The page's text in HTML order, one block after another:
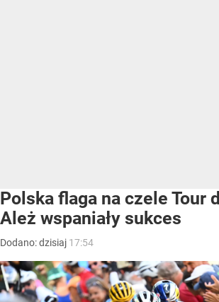
Polska flaga na czele Tour
Ależ wspaniały sukces
Dodano:dzisiaj 17:54